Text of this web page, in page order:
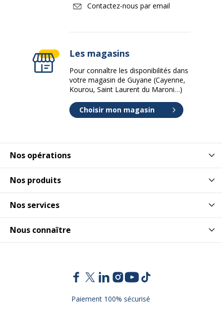
Nos opérations
Nos produits
Nos services
Nous connaître
Contactez-nous par email
Les magasins
Pour connaître les disponibilités dans
votre magasin de Guyane (Cayenne,
Kourou, Saint Laurent du Maroni…)
Choisir mon magasin
Paiement 100% sécurisé